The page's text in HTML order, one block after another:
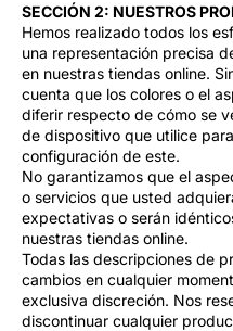
SECCIÓN 2: NUESTROS
Hemos realizado todos los
una representación precisa
en nuestras tiendas online.
cuenta que los colores o el
diferir respecto de cómo se
de dispositivo que utilice
configuración de este.
No garantizamos que el
o servicios que usted
expectativas o serán
nuestras tiendas online.
Todas las descripciones de
cambios en cualquier
exclusiva discreción. Nos
discontinuar cualquier